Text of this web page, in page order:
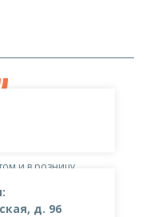
д. 96
и в розницу